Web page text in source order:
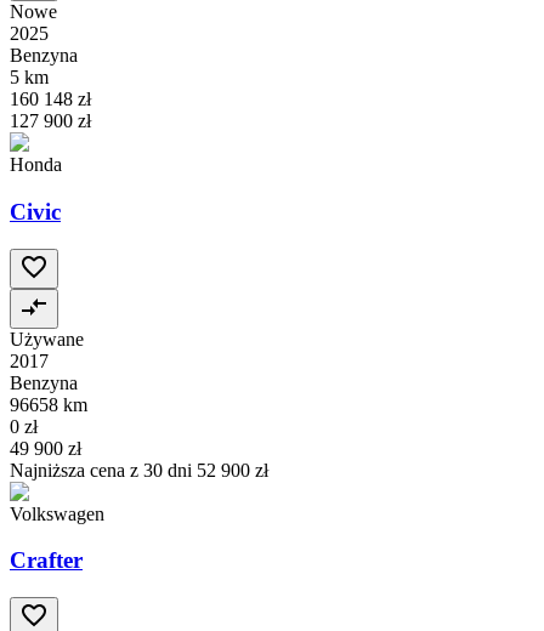
Nowe
2025
Benzyna
5 km
160 148 zł
127 900 zł
Honda
Civic
Używane
2017
Benzyna
96658 km
0 zł
49 900 zł
Najniższa cena z 30 dni 52 900 zł
Volkswagen
Crafter